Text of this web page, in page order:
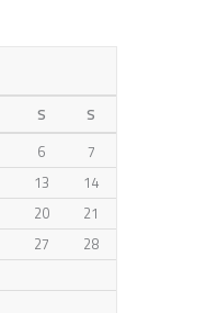
S
S
6
7
13
14
20
21
27
28